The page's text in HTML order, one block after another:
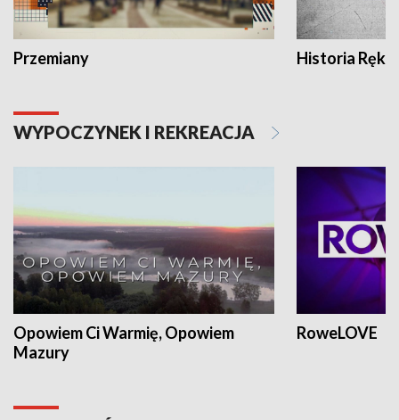
Przemiany Historia Ręką
WYPOCZYNEK I REKREACJA
Opowiem Ci Warmię, Opowiem
Mazury
RoweLOVE